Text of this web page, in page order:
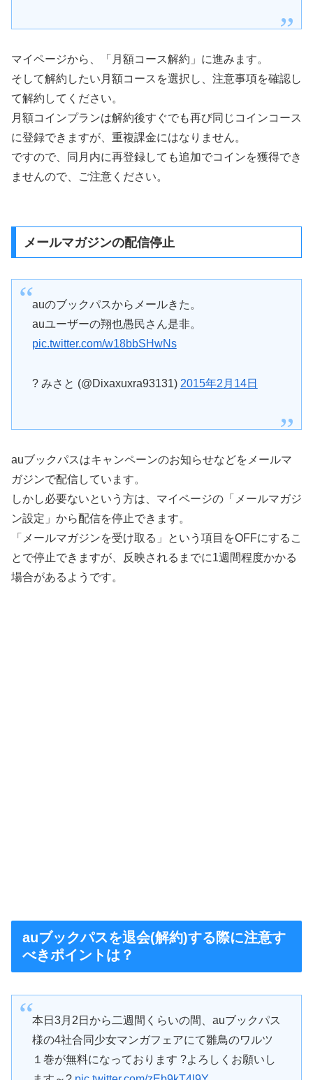
マイページから、「月額コース解約」に進みます。
そして解約したい月額コースを選択し、注意事項を確認し
て解約してください。
月額コインプランは解約後すぐでも再び同じコインコース
に登録できますが、重複課金にはなりません。
ですので、同月内に再登録しても追加でコインを獲得でき
ませんので、ご注意ください。
メールマガジンの配信停止
auのブックパスからメールきた。
auユーザーの翔也愚民さん是非。
pic.twitter.com/w18bbSHwNs
? みさと (@Dixaxuxra93131) 2015年2月14日
auブックパスはキャンペーンのお知らせなどをメールマ
ガジンで配信しています。
しかし必要ないという方は、マイページの「メールマガジ
ン設定」から配信を停止できます。
「メールマガジンを受け取る」という項目をOFFにするこ
とで停止できますが、反映されるまでに1週間程度かかる
場合があるようです。
auブックパスを退会(解約)する際に注意す
べきポイントは？
本日3月2日から二週間くらいの間、auブックパス
様の4社合同少女マンガフェアにて雛鳥のワルツ
１巻が無料になっております ?よろしくお願いし